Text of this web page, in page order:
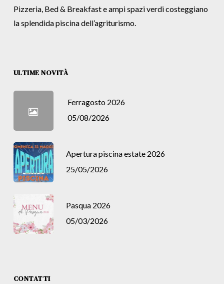
Pizzeria, Bed & Breakfast e ampi spazi verdi costeggiano
la splendida piscina dell’agriturismo.
ULTIME NOVITÀ
Ferragosto 2026
05/08/2026
Apertura piscina estate 2026
25/05/2026
Pasqua 2026
05/03/2026
CONTATTI